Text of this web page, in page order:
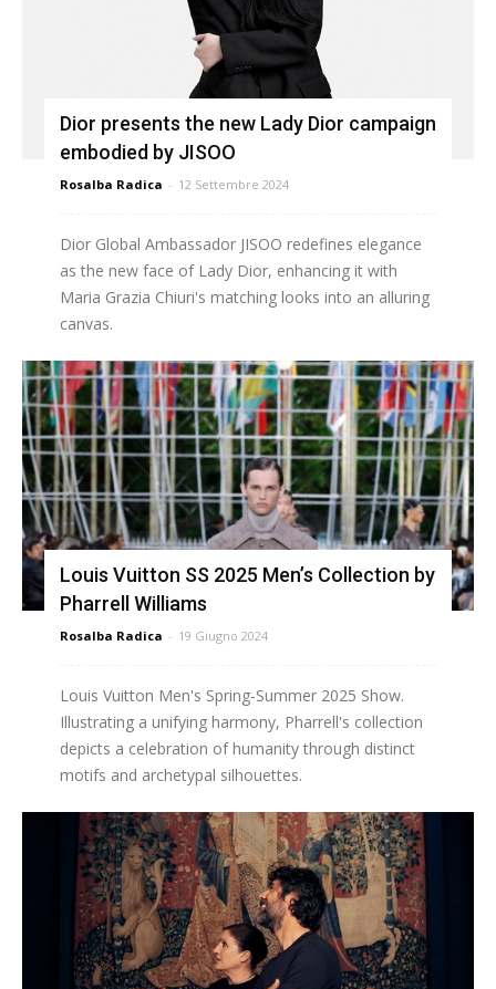
Dior presents the new Lady Dior campaign
embodied by JISOO
Rosalba Radica - 12 Settembre 2024
Dior Global Ambassador JISOO redefines elegance
as the new face of Lady Dior, enhancing it with
Maria Grazia Chiuri's matching looks into an alluring
canvas.
Louis Vuitton SS 2025 Men’s Collection by
Pharrell Williams
Rosalba Radica - 19 Giugno 2024
Louis Vuitton Men's Spring-Summer 2025 Show.
Illustrating a unifying harmony, Pharrell's collection
depicts a celebration of humanity through distinct
motifs and archetypal silhouettes.